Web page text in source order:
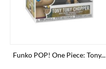
Funko POP! One Piece: Tony...